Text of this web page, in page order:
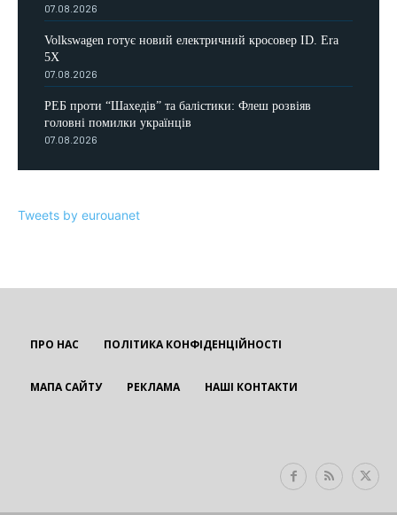
07.08.2026
Volkswagen готує новий електричний кросовер ID. Era
5X
07.08.2026
РЕБ проти “Шахедів” та балістики: Флеш розвіяв
головні помилки українців
07.08.2026
Tweets by eurouanet
ПРО НАС ПОЛІТИКА КОНФІДЕНЦІЙНОСТІ
МАПА САЙТУ РЕКЛАМА НАШІ КОНТАКТИ